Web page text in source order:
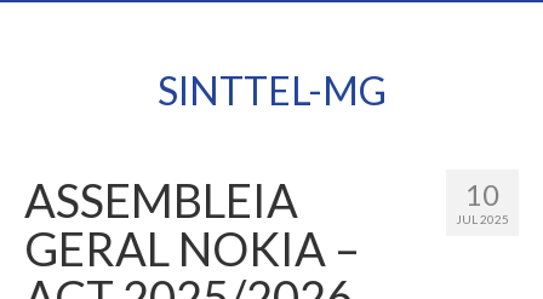
SINTTEL-MG
10
JUL 2025
ASSEMBLEIA
GERAL NOKIA –